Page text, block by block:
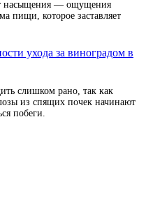
насыщения — ощущения
пищи, которое заставляет
ухода за виноградом в
слишком рано, так как
из спящих почек начинают
побеги.